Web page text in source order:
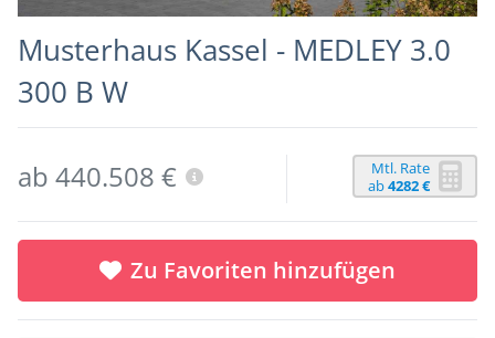
Musterhaus Kassel - MEDLEY 3.0
300 B W
ab 440.508 €
Mtl. Rate
ab4282 €
Zu Favoriten hinzufügen